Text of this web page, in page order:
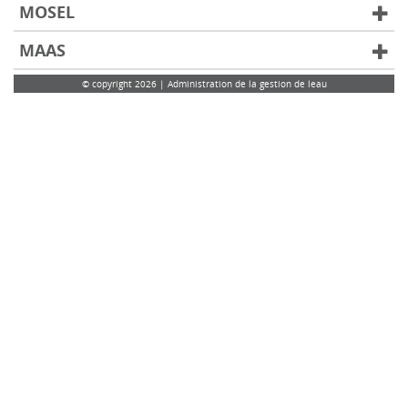
MOSEL
MAAS
© copyright 2026 | Administration de la gestion de leau